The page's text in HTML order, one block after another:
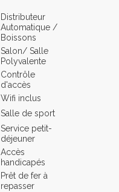
Distributeur
Automatique /
Boissons
Salon/ Salle
Polyvalente
Contrôle
d'accès
Wifi inclus
Salle de sport
Service petit-
déjeuner
Accès
handicapés
Prêt de fer à
repasser